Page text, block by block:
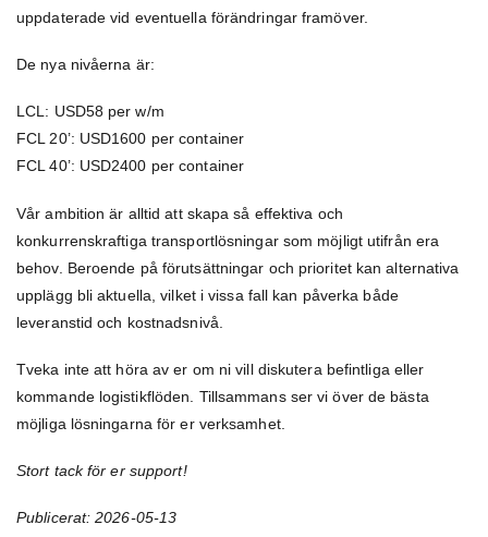
uppdaterade vid eventuella förändringar framöver.
De nya nivåerna är:
LCL: USD58 per w/m
FCL 20’: USD1600 per container
FCL 40’: USD2400 per container
Vår ambition är alltid att skapa så effektiva och
konkurrenskraftiga transportlösningar som möjligt utifrån era
behov. Beroende på förutsättningar och prioritet kan alternativa
upplägg bli aktuella, vilket i vissa fall kan påverka både
leveranstid och kostnadsnivå.
Tveka inte att höra av er om ni vill diskutera befintliga eller
kommande logistikflöden. Tillsammans ser vi över de bästa
möjliga lösningarna för er verksamhet.
Stort tack för er support!
Publicerat: 2026-05-13